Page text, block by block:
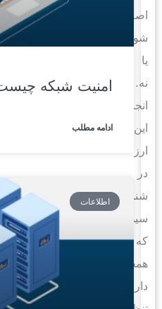
اصلاح
شود
انجام
ارزیابی
شناسایی
سیستم‌هایی
همچنان
دارای
امنیت شبکه چیست؟
ادامه مطلب
اطلاعات